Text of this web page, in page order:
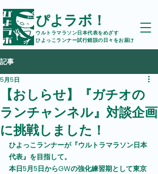
ぴよラボ！
ウルトラマラソン日本代表をめざす
ひよっこランナー試行錯誤の日々をお届け
記事
【おしらせ】『ガチオの
ランチャンネル』対談企画
に挑戦しました！
5月5日
ひよっこランナーが『ウルトラマラソン日本
代表』を目指して。
本日5月5日からGWの強化練習期として東京